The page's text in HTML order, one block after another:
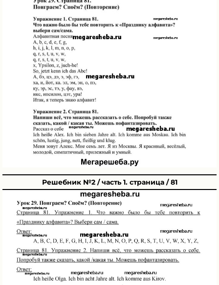
Решебник №2 / часть 1. страница / 81